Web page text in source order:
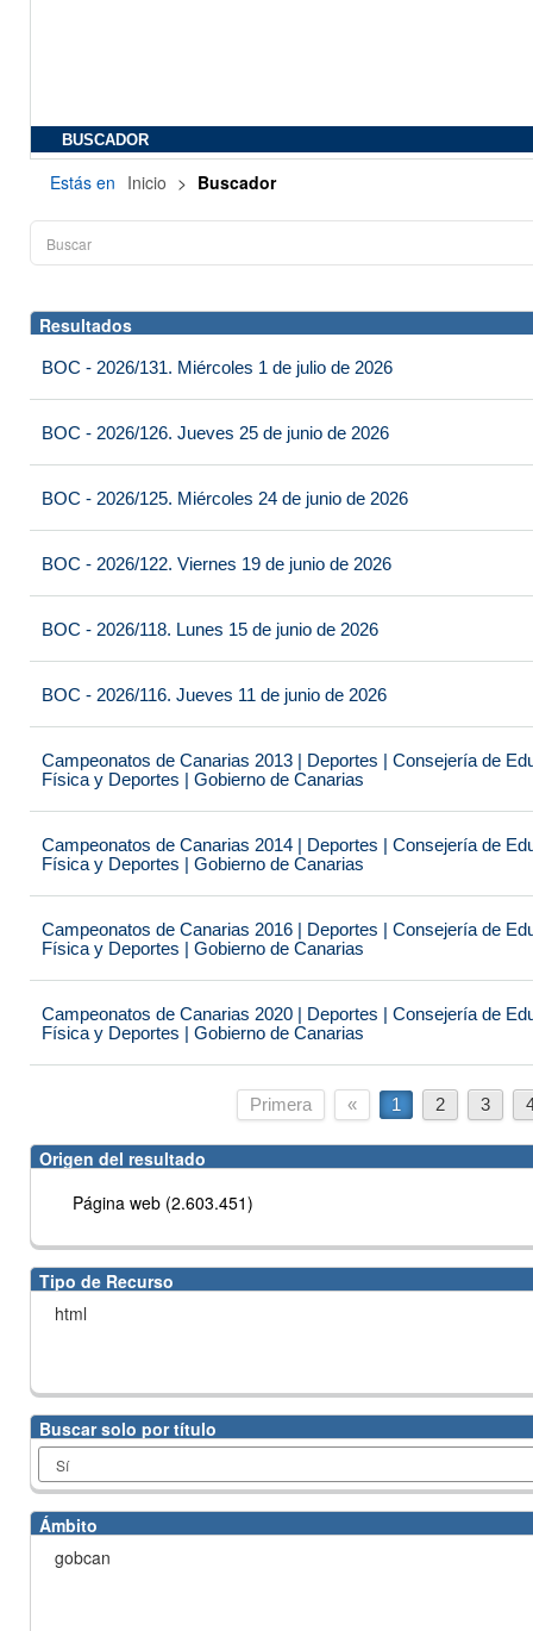
BUSCADOR
Estás en Inicio > Buscador
Resultados
BOC - 2026/131. Miércoles 1 de julio de 2026
BOC - 2026/126. Jueves 25 de junio de 2026
BOC - 2026/125. Miércoles 24 de junio de 2026
BOC - 2026/122. Viernes 19 de junio de 2026
BOC - 2026/118. Lunes 15 de junio de 2026
BOC - 2026/116. Jueves 11 de junio de 2026
Campeonatos de Canarias 2013 | Deportes | Consejería de
Física y Deportes | Gobierno de Canarias
Campeonatos de Canarias 2014 | Deportes | Consejería de
Física y Deportes | Gobierno de Canarias
Campeonatos de Canarias 2016 | Deportes | Consejería de
Física y Deportes | Gobierno de Canarias
Campeonatos de Canarias 2020 | Deportes | Consejería de
Física y Deportes | Gobierno de Canarias
Primera « 1 2 3
Origen del resultado
Página web (2.603.451)
Tipo de Recurso
html
Buscar solo por título
Ámbito
gobcan